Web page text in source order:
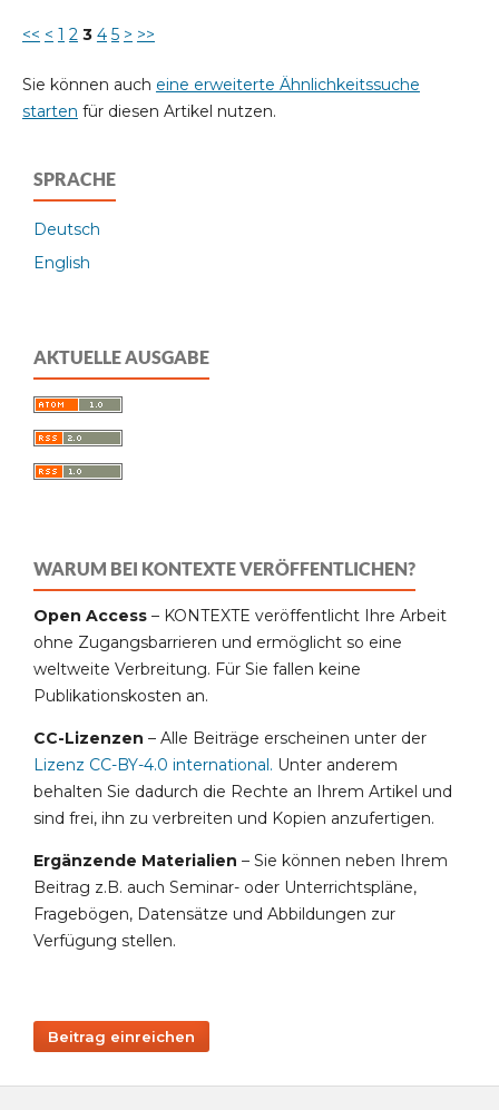
<< < 1 2 3 4 5 > >>
Sie können auch eine erweiterte Ähnlichkeitssuche
starten für diesen Artikel nutzen.
SPRACHE
Deutsch
English
AKTUELLE AUSGABE
WARUM BEI KONTEXTE VERÖFFENTLICHEN?
Open Access – KONTEXTE veröffentlicht Ihre Arbeit
ohne Zugangsbarrieren und ermöglicht so eine
weltweite Verbreitung. Für Sie fallen keine
Publikationskosten an.
CC-Lizenzen – Alle Beiträge erscheinen unter der
Lizenz CC-BY-4.0 international. Unter anderem
behalten Sie dadurch die Rechte an Ihrem Artikel und
sind frei, ihn zu verbreiten und Kopien anzufertigen.
Ergänzende Materialien – Sie können neben Ihrem
Beitrag z.B. auch Seminar- oder Unterrichtspläne,
Fragebögen, Datensätze und Abbildungen zur
Verfügung stellen.
Beitrag einreichen